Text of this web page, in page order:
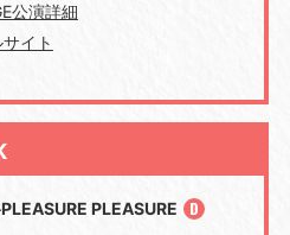
公演詳細
イト
PLEASURE